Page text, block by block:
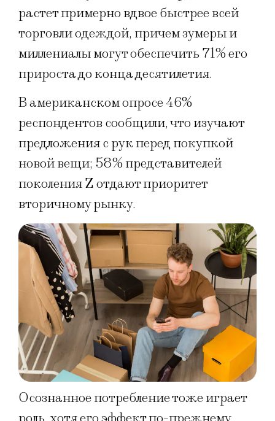
растет примерно вдвое быстрее всей
торговли одеждой, причем зумеры и
миллениалы могут обеспечить 71% его
прироста до конца десятилетия.
В американском опросе 46%
респондентов сообщили, что изучают
предложения с рук перед покупкой
новой вещи; 58% представителей
поколения Z отдают приоритет
вторичному рынку.
Осознанное потребление тоже играет